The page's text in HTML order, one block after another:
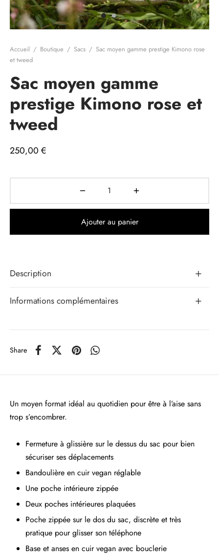
Accueil / Boutique / Sacs / Sac moyen gamme prestige Kimono rose
et tweed
Sac moyen gamme
prestige Kimono rose et
tweed
250,00 €
Ajouter au panier
Description
Informations complémentaires
Share
Un moyen format idéal au quotidien pour être à l’aise sans
trop s’encombrer.
Fermeture à glissière sur le dessus du sac pour bien
sécuriser ses déplacements
Bandoulière en cuir vegan réglable
Une poche intérieure zippée
Deux poches intérieures plaquées
Poche zippée sur le dos du sac, discrète et très
pratique pour glisser son téléphone
Base et anses en cuir vegan avec bouclerie
cadeau